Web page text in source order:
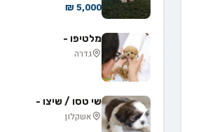
5,000 ₪
מלטיפו -
גדרה
שי טסו / שיצו -
אשקלון